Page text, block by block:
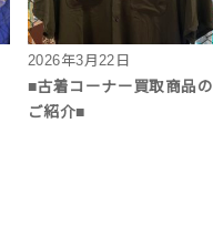
2026年3月22日
■古着コーナー買取商品の
ご紹介■